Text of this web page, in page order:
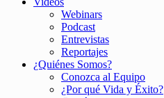
Webinars
Podcast
Entrevistas
Reportajes
¿Quiénes Somos?
Conozca al Equipo
¿Por qué Vida y Éxito?